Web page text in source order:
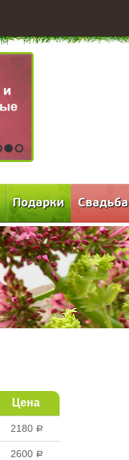
2 3
Подарки Свадьба
Цена
2180 a
2600 a